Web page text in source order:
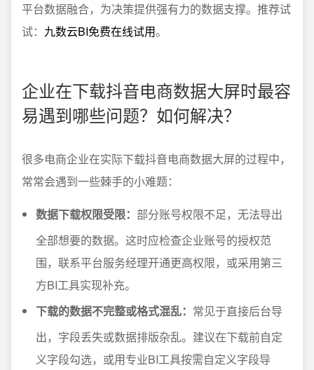
平台数据融合，为决策提供强有力的数据支撑。推荐试
试： 九数云BI免费在线试用。
企业在下载抖音电商数据大屏时最容
易遇到哪些问题？如何解决？
很多电商企业在实际下载抖音电商数据大屏的过程中，
常常会遇到一些棘手的小难题：
数据下载权限受限： 部分账号权限不足，无法导出
全部想要的数据。这时应检查企业账号的授权范
围，联系平台服务经理开通更高权限，或采用第三
方BI工具实现补充。
下载的数据不完整或格式混乱： 常见于直接后台导
出，字段丢失或数据排版杂乱。建议在下载前自定
义字段勾选，或用专业BI工具按需自定义字段导